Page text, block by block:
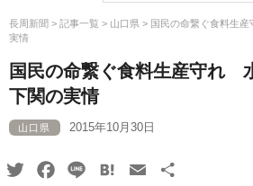
長周新聞 > 記事一覧 > 山口県 > 国民の命繋ぐ食料生
実情
国民の命繋ぐ食料生産守れ
下関の実情
山口県 2015年10月30日
TwitterFacebook
Line HatenaEmail